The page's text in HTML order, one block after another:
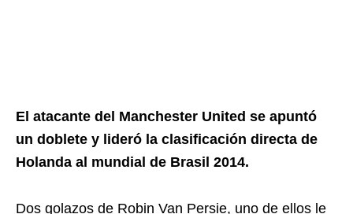
El atacante del Manchester United se apuntó
un doblete y lideró la clasificación directa de
Holanda al mundial de Brasil 2014.
Dos golazos de Robin Van Persie, uno de ellos le